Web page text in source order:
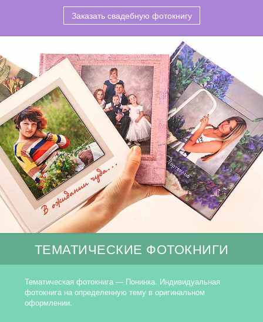
Заказать свадебную фотокнигу
ТЕМАТИЧЕСКИЕ ФОТОКНИГИ
Тематическая фотокнига — Понинка. Индивидуальная
фотокнига на определенную тему в оригинальном
оформлении.